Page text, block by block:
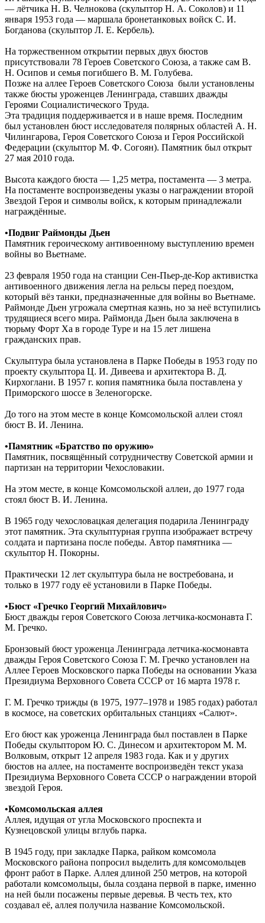
— лётчика Н. В. Челнокова (скульптор Н. А. Соколов) и 11
января 1953 года — маршала бронетанковых войск С. И.
Богданова (скульптор Л. Е. Кербель).
На торжественном открытии первых двух бюстов
присутствовали 78 Героев Советского Союза, а также сам В.
Н. Осипов и семья погибшего В. М. Голубева.
Позже на аллее Героев Советского Союза были установлены
также бюсты уроженцев Ленинграда, ставших дважды
Героями Социалистического Труда.
Эта традиция поддерживается и в наше время. Последним
был установлен бюст исследователя полярных областей А. Н.
Чилингарова, Героя Советского Союза и Героя Российской
Федерации (скульптор М. Ф. Согоян). Памятник был открыт
27 мая 2010 года.
Высота каждого бюста — 1,25 метра, постамента — 3 метра.
На постаменте воспроизведены указы о награждении второй
Звездой Героя и символы войск, к которым принадлежали
награждённые.
•Подвиг Раймонды Дьен
Памятник героическому антивоенному выступлению времен
войны во Вьетнаме.
23 февраля 1950 года на станции Сен-Пьер-де-Кор активистка
антивоенного движения легла на рельсы перед поездом,
который вёз танки, предназначенные для войны во Вьетнаме.
Раймонде Дьен угрожала смертная казнь, но за неё вступились
трудящиеся всего мира. Раймонда Дьен была заключена в
тюрьму Форт Ха в городе Туре и на 15 лет лишена
гражданских прав.
Скульптура была установлена в Парке Победы в 1953 году по
проекту скульптора Ц. И. Дивеева и архитектора В. Д.
Кирхоглани. В 1957 г. копия памятника была поставлена у
Приморского шоссе в Зеленогорске.
До того на этом месте в конце Комсомольской аллеи стоял
бюст В. И. Ленина.
•Памятник «Братство по оружию»
Памятник, посвящённый сотрудничеству Советской армии и
партизан на территории Чехословакии.
На этом месте, в конце Комсомольской аллеи, до 1977 года
стоял бюст В. И. Ленина.
В 1965 году чехословацкая делегация подарила Ленинграду
этот памятник. Эта скульптурная группа изображает встречу
солдата и партизана после победы. Автор памятника —
скульптор Н. Покорны.
Практически 12 лет скульптура была не востребована, и
только в 1977 году её установили в Парке Победы.
•Бюст «Гречко Георгий Михайлович»
Бюст дважды героя Советского Союза летчика-космонавта Г.
М. Гречко.
Бронзовый бюст уроженца Ленинграда летчика-космонавта
дважды Героя Советского Союза Г. М. Гречко установлен на
Аллее Героев Московского парка Победы на основании Указа
Президиума Верховного Совета СССР от 16 марта 1978 г.
Г. М. Гречко трижды (в 1975, 1977–1978 и 1985 годах) работал
в космосе, на советских орбитальных станциях «Салют».
Его бюст как уроженца Ленинграда был поставлен в Парке
Победы скульптором Ю. С. Динесом и архитектором М. М.
Волковым, открыт 12 апреля 1983 года. Как и у других
бюстов на аллее, на постаменте воспроизведён текст указа
Президиума Верховного Совета СССР о награждении второй
звездой Героя.
•Комсомольская аллея
Аллея, идущая от угла Московского проспекта и
Кузнецовской улицы вглубь парка.
В 1945 году, при закладке Парка, райком комсомола
Московского района попросил выделить для комсомольцев
фронт работ в Парке. Аллея длиной 250 метров, на которой
работали комсомольцы, была создана первой в парке, именно
на ней были посажены первые деревья. В честь тех, кто
создавал её, аллея получила название Комсомольской.